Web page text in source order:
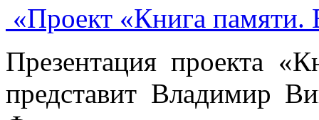
«Проект «Книга памяти.
Презентация проекта
представит Владимир